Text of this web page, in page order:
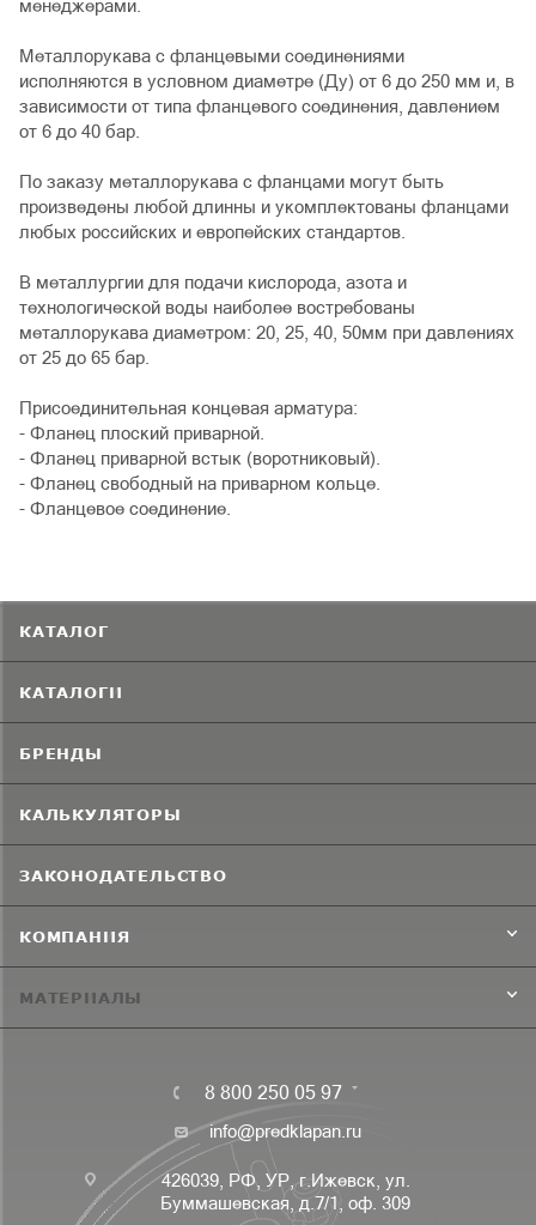
менеджерами.
Металлорукава с фланцевыми соединениями
исполняются в условном диаметре (Ду) от 6 до 250 мм и, в
зависимости от типа фланцевого соединения, давлением
от 6 до 40 бар.
По заказу металлорукава с фланцами могут быть
произведены любой длинны и укомплектованы фланцами
любых российских и европейских стандартов.
В металлургии для подачи кислорода, азота и
технологической воды наиболее востребованы
металлорукава диаметром: 20, 25, 40, 50мм при давлениях
от 25 до 65 бар.
Присоединительная концевая арматура:
- Фланец плоский приварной.
- Фланец приварной встык (воротниковый).
- Фланец свободный на приварном кольце.
- Фланцевое соединение.
КАТАЛОГ
КАТАЛОГИ
БРЕНДЫ
КАЛЬКУЛЯТОРЫ
ЗАКОНОДАТЕЛЬСТВО
КОМПАНИЯ
МАТЕРИАЛЫ
8 800 250 05 97
info@predklapan.ru
426039, РФ, УР, г.Ижевск, ул.
Буммашевская, д.7/1, оф. 309